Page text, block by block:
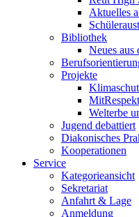
Aktuelles
Bibliothek
Neues
Projekte
Welterbe
Jugend debattiert
Diakonisches
Kooperationen
Service
Kategorieansicht
Sekretariat
Anfahrt & Lage
Anmeldung